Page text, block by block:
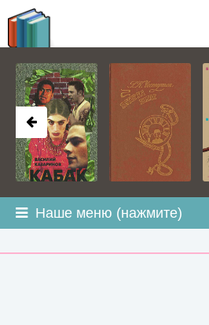
Наше меню (нажмите)
BOOKPLANETA.COM